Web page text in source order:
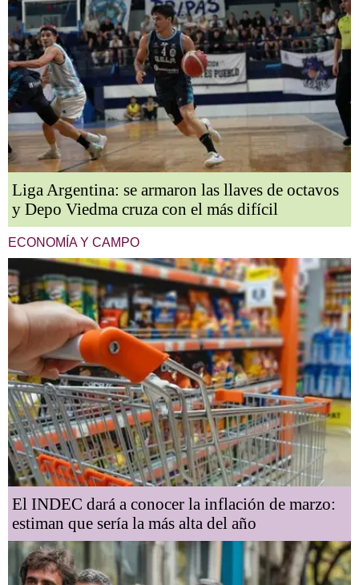
Liga Argentina: se armaron las llaves de octavos
y Depo Viedma cruza con el más difícil
ECONOMÍA Y CAMPO
El INDEC dará a conocer la inflación de marzo:
estiman que sería la más alta del año